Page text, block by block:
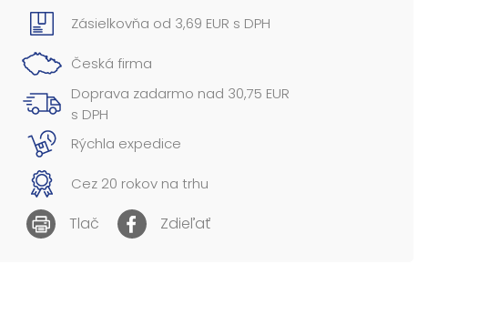
o sebe a podčiarkne kúzelnú atmosféru Vianoc. Vďaka
svojej veľkosti je vhodná na balenie väčších darčekov,
ako sú kozmetické kazety, módne doplnky, knihy alebo
menšia elektronika.
Po vložení krabice do košíka sa vždy objednáva sada 7
krabičiek v rovnakom vianočnom dizajne, líšiacich sa
iba veľkosťou. Jednotlivé kusy nie je možné kúpiť
samostatne.
Materiál: 1,5 mm kartón, potiahnutý papierom s
potlačou
Zásielkovňa od 3,69 EUR s DPH
Česká firma
Doprava zadarmo nad 30,75 EUR
s DPH
Rýchla expedice
Cez 20 rokov na trhu
Tlač Zdieľať